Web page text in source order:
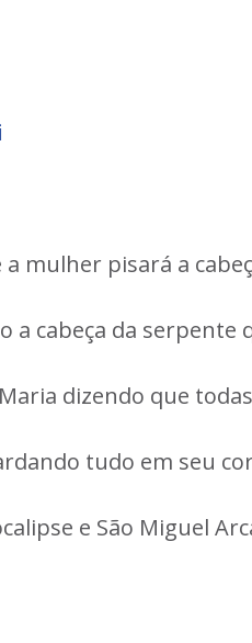
a mulher pisará a
a cabeça da serpente
dizendo que
tudo em seu
e São Miguel